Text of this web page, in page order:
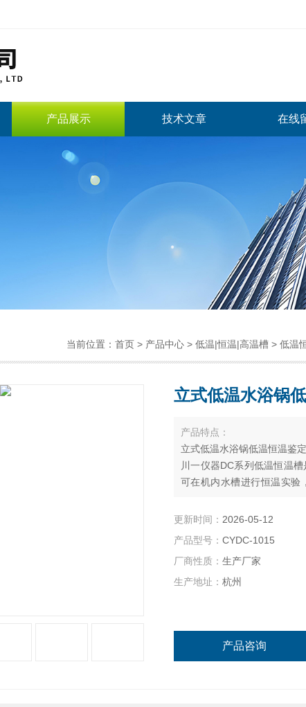
产品展示 技术文章 在线
当前位置： 首页 > 产品中心 > 低温|恒温|高温槽 > 低温
立式低温水浴锅
产品特点：
立式低温水浴锅低温恒温鉴
川一仪器DC系列低温恒温
可在机内水槽进行恒温实验
用来提供平衡热量从而实验温
更新时间： 2026-05-12
产品型号： CYDC-1015
厂商性质： 生产厂家
生产地址： 杭州
产品咨询